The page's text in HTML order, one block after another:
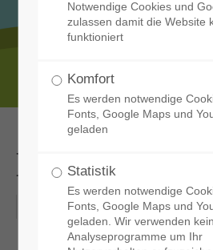
Infos &
Lauftreff
18-12-2025
Notwendige Cookies und
zulassen damit die Website
funktioniert
Komfort
Es werden notwendige
Fonts, Google Maps und
geladen
Statistik
Es werden notwendige
Fonts, Google Maps und
geladen. Wir verwenden
Analyseprogramme um Ihr